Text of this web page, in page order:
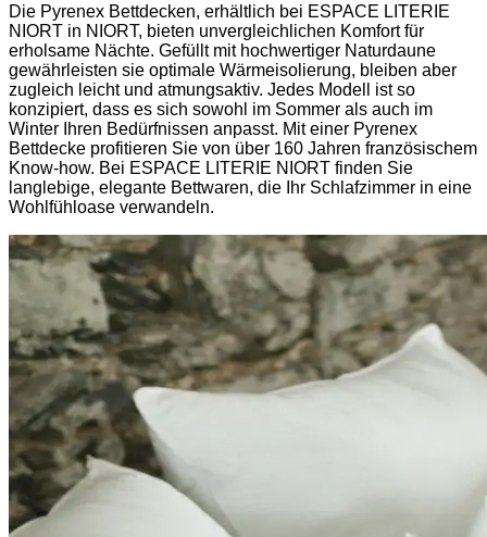
Die Pyrenex Bettdecken, erhältlich bei ESPACE LITERIE
NIORT in NIORT, bieten unvergleichlichen Komfort für
erholsame Nächte. Gefüllt mit hochwertiger Naturdaune
gewährleisten sie optimale Wärmeisolierung, bleiben aber
zugleich leicht und atmungsaktiv. Jedes Modell ist so
konzipiert, dass es sich sowohl im Sommer als auch im
Winter Ihren Bedürfnissen anpasst. Mit einer Pyrenex
Bettdecke profitieren Sie von über 160 Jahren französischem
Know-how. Bei ESPACE LITERIE NIORT finden Sie
langlebige, elegante Bettwaren, die Ihr Schlafzimmer in eine
Wohlfühloase verwandeln.